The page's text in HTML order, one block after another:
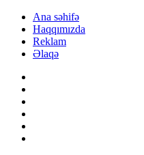
Ana səhifə
Haqqımızda
Reklam
Əlaqə